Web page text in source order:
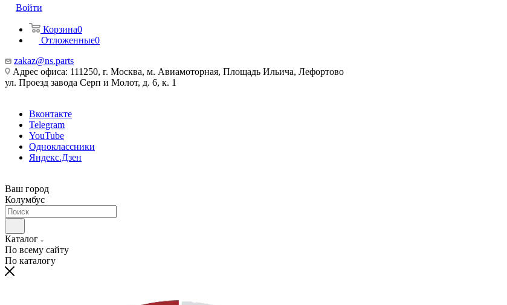
Войти
Корзина0
Отложенные0
zakaz@ns.parts
Адрес офиса: 111250, г. Москва, м. Авиамоторная, Площадь Ильича, Лефортово
ул. Проезд завода Серп и Молот, д. 6, к. 1
Вконтакте
Telegram
YouTube
Одноклассники
Яндекс.Дзен
Ваш город
Колумбус
Каталог
По всему сайту
По каталогу